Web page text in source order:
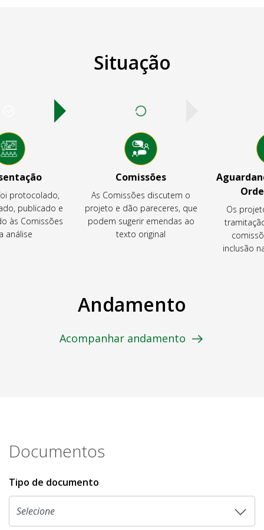
Situação
protocolado,
publicado e
às Comissões
análise
Comissões
As Comissões discutem o
projeto e dão pareceres, que
podem sugerir emendas ao
texto original
Os
inclusão
Andamento
Acompanhar andamento
Documentos
Tipo de documento